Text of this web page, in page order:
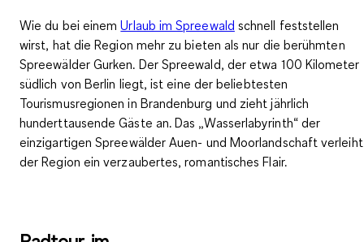
Wie du bei einemUrlaub im Spreewald schnell feststellen
wirst, hat die Region mehr zu bieten als nur die berühmten
Spreewälder Gurken. Der Spreewald, der etwa 100 Kilometer
südlich von Berlin liegt, ist eine der beliebtesten
Tourismusregionen in Brandenburg und zieht jährlich
hunderttausende Gäste an. Das „Wasserlabyrinth“ der
einzigartigen Spreewälder Auen- und Moorlandschaft verleiht
der Region ein verzaubertes, romantisches Flair.